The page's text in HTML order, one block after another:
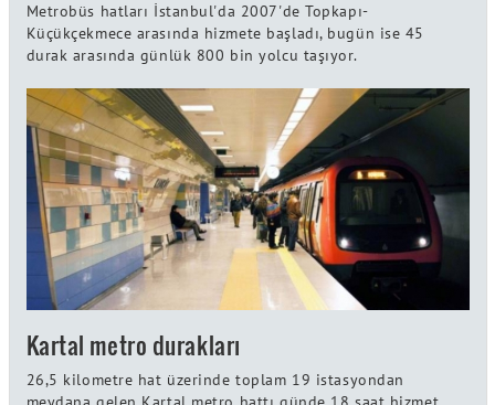
Metrobüs hatları İstanbul'da 2007'de Topkapı-
Küçükçekmece arasında hizmete başladı, bugün ise 45
durak arasında günlük 800 bin yolcu taşıyor.
Kartal metro durakları
26,5 kilometre hat üzerinde toplam 19 istasyondan